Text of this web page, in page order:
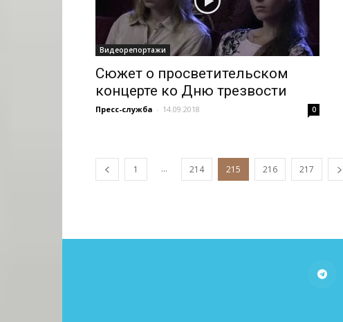
Видеорепортажи
Сюжет о просветительском
концерте ко Дню трезвости
Пресс-служба - 14.09.2018 0
1 ... 214 215 216 217